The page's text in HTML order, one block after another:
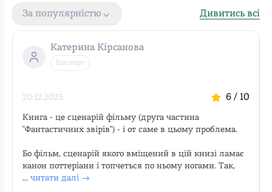
За популярністю Дивитись всі
Катерина Кірсанова
Експерт
20.12.2023 6 / 10
Книга - це сценарій фільму (друга частина
"Фантастичних звірів") - і от саме в цьому проблема.
Бо фільм, сценарій якого вміщений в цій книзі ламає
канон поттеріани і топчеться по ньому ногами. Так,
... читати далі →